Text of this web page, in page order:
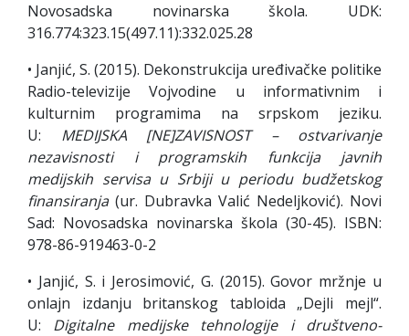
Novosadska novinarska škola. UDK:
316.774:323.15(497.11):332.025.28
• Janjić, S. (2015). Dekonstrukcija uređivačke politike
Radio-televizije Vojvodine u informativnim i
kulturnim programima na srpskom jeziku.
U: MEDIJSKA [NE]ZAVISNOST – ostvarivanje
nezavisnosti i programskih funkcija javnih
medijskih servisa u Srbiji u periodu budžetskog
finansiranja(ur. Dubravka Valić Nedeljković). Novi
Sad: Novosadska novinarska škola (30-45). ISBN:
978-86-919463-0-2
• Janjić, S. i Jerosimović, G. (2015). Govor mržnje u
onlajn izdanju britanskog tabloida „Dejli mejl“.
U: Digitalne medijske tehnologije i društveno-